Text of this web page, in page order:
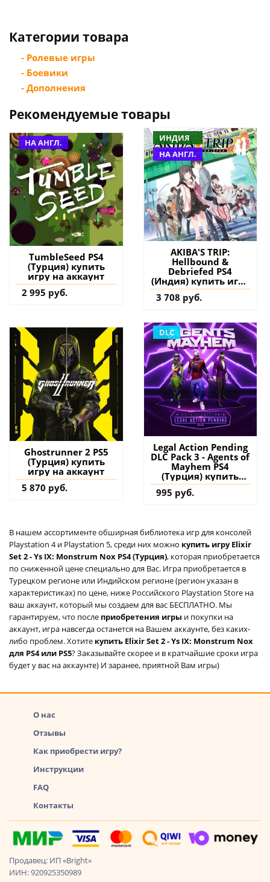
Категории товара
- Ролевые игры
- Боевики
- Дополнения
Рекомендуемые товары
НА АНГЛ.
TumbleSeed PS4
(Турция) купить
игру на аккаунт
2 995 руб.
ИНДИЯ
НА АНГЛ.
AKIBA'S TRIP:
Hellbound &
Debriefed PS4
(Индия) купить игру
на аккаунт
3 708 руб.
Ghostrunner 2 PS5
(Турция) купить
игру на аккаунт
5 870 руб.
DLC
Legal Action Pending
DLC Pack 3 - Agents of
Mayhem PS4
(Турция) купить
дополнение на
аккаунт
995 руб.
В нашем ассортименте обширная библиотека игр для консолей
Playstation 4 и Playstation 5, среди них можно купить игру Elixir
Set 2 - Ys IX: Monstrum Nox PS4 (Турция), которая приобретается
по сниженной цене специально для Вас. Игра приобретается в
Турецком регионе или Индийском регионе (регион указан в
характеристиках) по цене, ниже Российского Playstation Store на
ваш аккаунт, который мы создаем для вас БЕСПЛАТНО. Мы
гарантируем, что после приобретения игры и покупки на
аккаунт, игра навсегда останется на Вашем аккаунте, без каких-
либо проблем. Хотите купить Elixir Set 2 - Ys IX: Monstrum Nox
для PS4 или PS5? Заказывайте скорее и в кратчайшие сроки игра
будет у вас на аккаунте) И заранее, приятной Вам игры)
О нас
Отзывы
Как приобрести игру?
Инструкции
FAQ
Контакты
Продавец: ИП «Bright»
ИИН: 920925350989